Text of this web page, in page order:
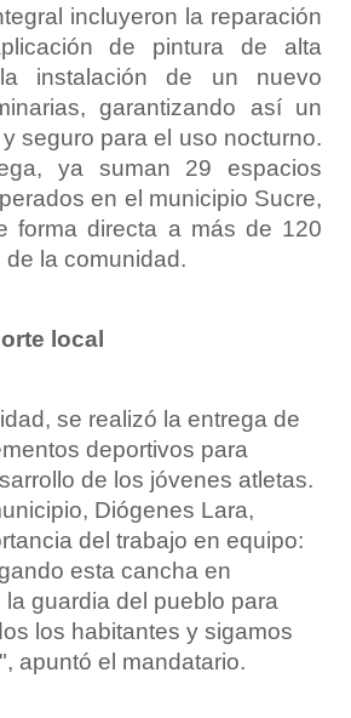
incluyeron la reparación
de pintura de alta
instalación de un nuevo
garantizando así un
seguro para el uso nocturno.
ya suman 29 espacios
en el municipio Sucre,
forma directa a más de 120
la comunidad.
local
se realizó la entrega de
deportivos para
de los jóvenes atletas.
Diógenes Lara,
del trabajo en equipo:
esta cancha en
guardia del pueblo para
los habitantes y sigamos
apuntó el mandatario.